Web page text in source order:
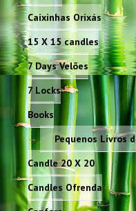
Caixinhas Orixás
15 X 15 candles
7 Days Velões
7 Locks
Books
Pequenos Livros
Candle 20 X 20
Candles Ofrenda